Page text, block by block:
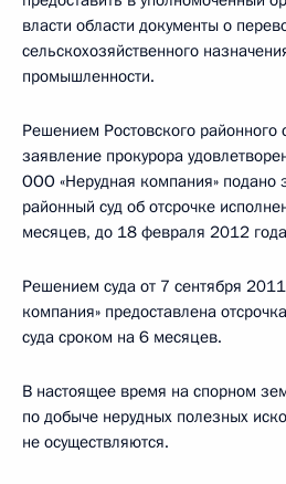
власти области документы о
сельскохозяйственного
промышленности.
Решением Ростовского
заявление прокурора
ООО «Нерудная компания» подано
районный суд об отсрочке
месяцев, до 18 февраля 2012
Решением суда от 7 сентября
компания» предоставлена
суда сроком на 6 месяцев.
В настоящее время на спорном
по добыче нерудных полезных
не осуществляются.